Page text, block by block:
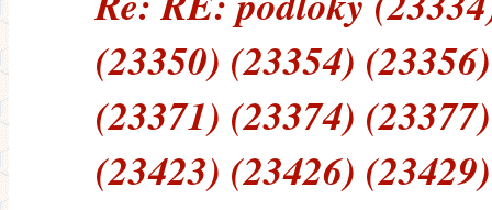
(23350) (23354)
(23371) (23374)
(23423) (23426)